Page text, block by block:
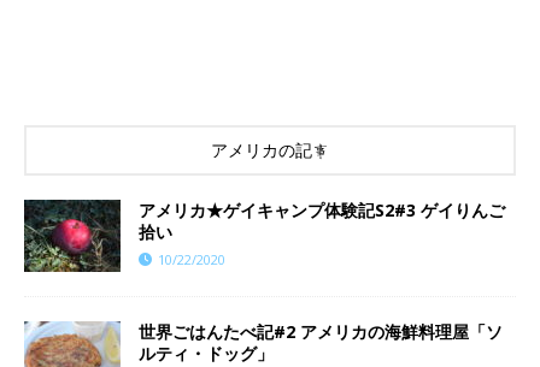
アメリカの記事
アメリカ★ゲイキャンプ体験記S2#3 ゲイりんご
拾い
10/22/2020
世界ごはんたべ記#2 アメリカの海鮮料理屋「ソ
ルティ・ドッグ」